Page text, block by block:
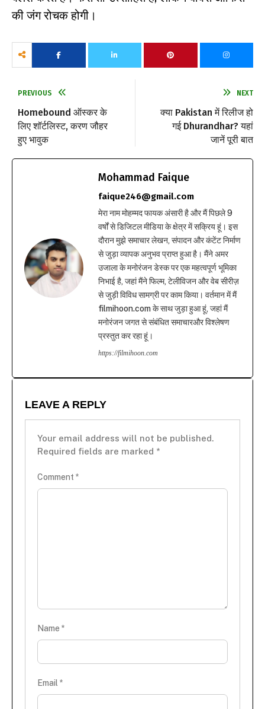
की जंग रोचक होगी।
PREVIOUS
Homebound ऑस्कर के
लिए शॉर्टलिस्ट, करण जौहर
हुए भावुक
NEXT
क्या Pakistan में रिलीज हो
गई Dhurandhar? यहां
जानें पूरी बात
Mohammad Faique
faique246@gmail.com
मेरा नाम मोहम्मद फायक अंसारी है और मैं पिछले 9
वर्षों से डिजिटल मीडिया के क्षेत्र में सक्रिय हूं। इस
दौरान मुझे समाचार लेखन, संपादन और कंटेंट निर्माण
से जुड़ा व्यापक अनुभव प्राप्त हुआ है। मैंने अमर
उजाला के मनोरंजन डेस्क पर एक महत्वपूर्ण भूमिका
निभाई है, जहां मैंने फिल्म, टेलीविजन और वेब सीरीज़
से जुड़ी विविध सामग्री पर काम किया। वर्तमान में मैं
filmihoon.com के साथ जुड़ा हुआ हूं, जहां मैं
मनोरंजन जगत से संबंधित समाचारऔर विश्लेषण
प्रस्तुत कर रहा हूं।
https://filmihoon.com
LEAVE A REPLY
Your email address will not be published.
Required fields are marked *
Comment *
Name *
Email *